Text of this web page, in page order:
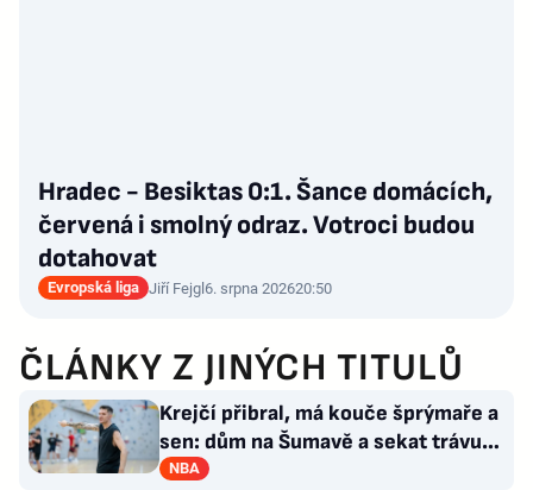
Hradec - Besiktas 0:1. Šance domácích,
červená i smolný odraz. Votroci budou
dotahovat
Evropská liga Jiří Fejgl6. srpna 202620:50
ČLÁNKY Z JINÝCH TITULŮ
Krejčí přibral, má kouče šprýmaře a
sen: dům na Šumavě a sekat trávu
jako Forrest Gump
NBA